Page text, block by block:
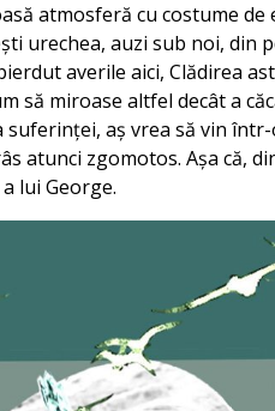
atmosferă cu costume
urechea, auzi sub noi, din
averile aici, Clădirea
să miroase altfel decât a
aș vrea să vin
atunci zgomotos. Așa că,
lui George.